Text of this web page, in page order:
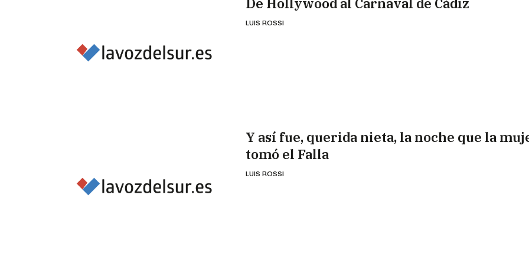
LUIS ROSSI
Y así fue, querida nieta, la noche que la
tomó el Falla
LUIS ROSSI